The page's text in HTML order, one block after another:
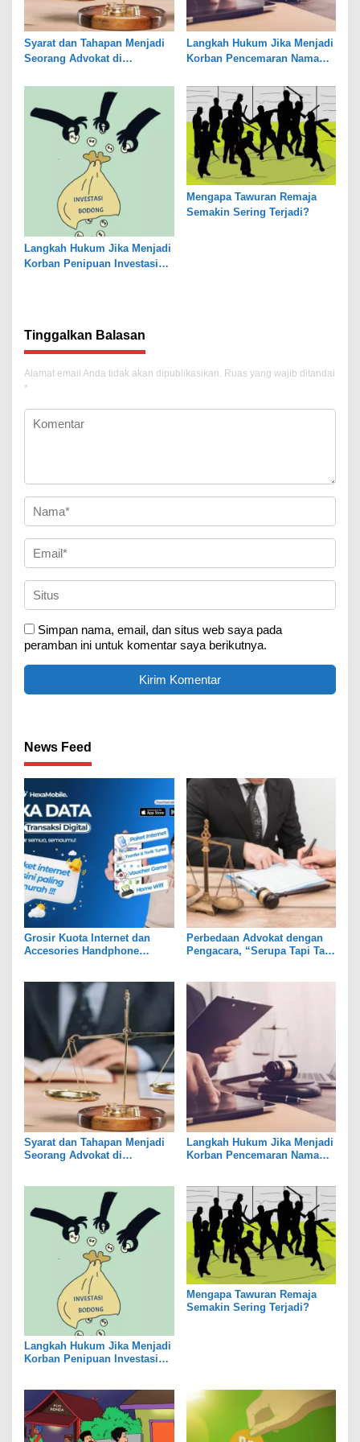
Syarat dan Tahapan Menjadi
Seorang Advokat di
Langkah Hukum Jika Menjadi
Korban Pencemaran Nama
Langkah Hukum Jika Menjadi
Korban Penipuan Investasi
Mengapa Tawuran Remaja
Semakin Sering Terjadi?
Tinggalkan Balasan
Alamat email Anda tidak akan dipublikasikan. Ruas yang wajib ditandai
*
Simpan nama, email, dan situs web saya pada
peramban ini untuk komentar saya berikutnya.
News Feed
Grosir Kuota Internet dan
Accesories Handphone
Perbedaan Advokat dengan
Pengacara, “Serupa Tapi Tak
Syarat dan Tahapan Menjadi
Seorang Advokat di
Langkah Hukum Jika Menjadi
Korban Pencemaran Nama
Langkah Hukum Jika Menjadi
Korban Penipuan Investasi
Mengapa Tawuran Remaja
Semakin Sering Terjadi?